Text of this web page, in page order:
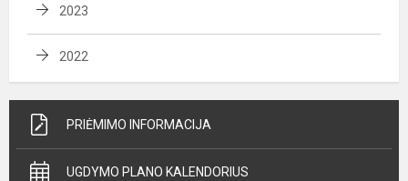
2023
2022
PRIĖMIMO INFORMACIJA
UGDYMO PLANO KALENDORIUS